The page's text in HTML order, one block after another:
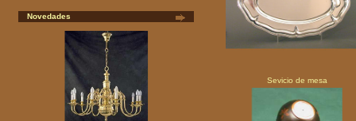
Novedades
Sevicio de mesa